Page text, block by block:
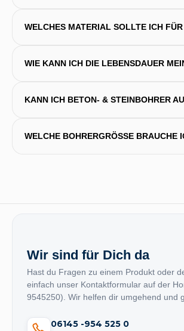
WELCHES MATERIAL SOLLTE ICH
WIE KANN ICH DIE LEBENSDAUER
KANN ICH BETON- & STEINBOHRER
WELCHE BOHRERGRÖSSE BRAUCHE
Wir sind für Dich da
Hast du Fragen zu einem Produkt oder
einfach unser Kontaktformular auf der
9545250). Wir helfen dir umgehend und
06145 -954 525 0